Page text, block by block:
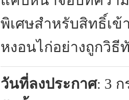
พิเศษสำหรับสิทธิ์เ
หงอนไก่อย่างถูกวิธี
วันที่ลงประกาศ: 3